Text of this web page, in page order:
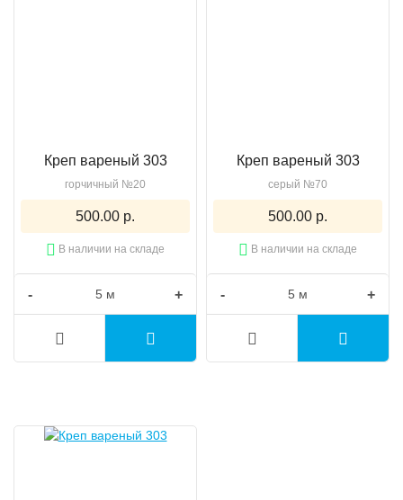
Креп вареный 303
горчичный №20
500.00 р.
В наличии на складе
- +
Креп вареный 303
серый №70
500.00 р.
В наличии на складе
- +